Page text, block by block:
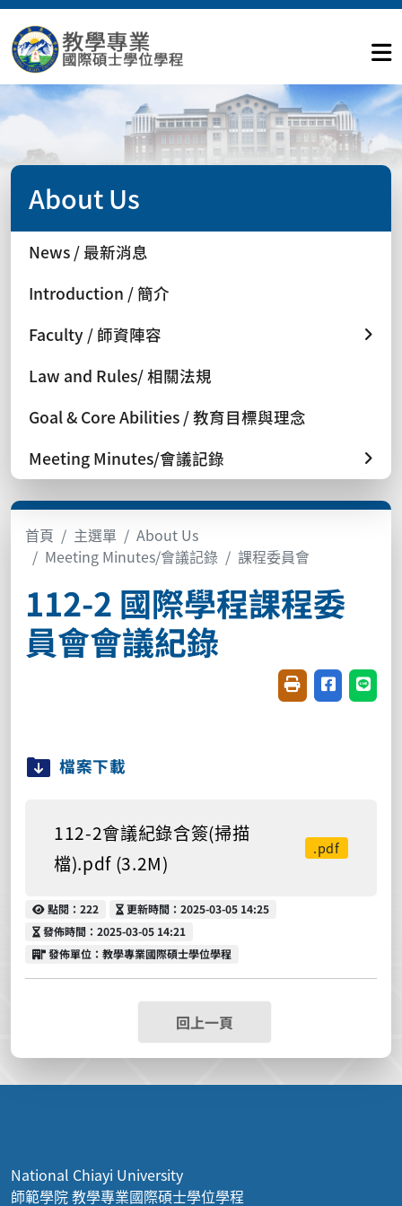
About Us
News / 最新消息
Introduction / 簡介
Faculty / 師資陣容
Law and Rules/ 相關法規
Goal & Core Abilities / 教育目標與理念
Meeting Minutes/會議記錄
首頁 主選單
About Us
Meeting Minutes/會議記錄
課程委員會
112-2 國際學程課程委
員會會議紀錄
友善列印(開新視
分享至臉書
分享
檔案下載
112-2會議紀錄含簽(掃描
檔).pdf (3.2M)
.pdf
點閱
點閱：222 更新時間
更新時間：2025-03-05 14:25
發佈時間
發佈時間：2025-03-05 14:21
發佈單位
發佈單位：教學專業國際碩士學位學程
回上一頁
National Chiayi University
師範學院 教學專業國際碩士學位學程